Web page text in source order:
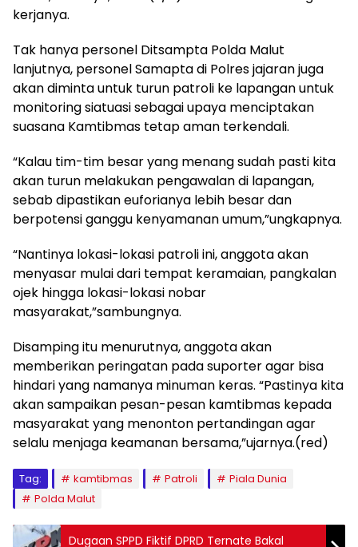
kerjanya.
Tak hanya personel Ditsampta Polda Malut
lanjutnya, personel Samapta di Polres jajaran juga
akan diminta untuk turun patroli ke lapangan untuk
monitoring siatuasi sebagai upaya menciptakan
suasana Kamtibmas tetap aman terkendali.
“Kalau tim-tim besar yang menang sudah pasti kita
akan turun melakukan pengawalan di lapangan,
sebab dipastikan euforianya lebih besar dan
berpotensi ganggu kenyamanan umum,”ungkapnya.
“Nantinya lokasi-lokasi patroli ini, anggota akan
menyasar mulai dari tempat keramaian, pangkalan
ojek hingga lokasi-lokasi nobar
masyarakat,”sambungnya.
Disamping itu menurutnya, anggota akan
memberikan peringatan pada suporter agar bisa
hindari yang namanya minuman keras. “Pastinya kita
akan sampaikan pesan-pesan kamtibmas kepada
masyarakat yang menonton pertandingan agar
selalu menjaga keamanan bersama,”ujarnya.(red)
Tag: kamtibmas Patroli
Piala Dunia
Polda Malut
Dugaan SPPD Fiktif DPRD Ternate Bakal